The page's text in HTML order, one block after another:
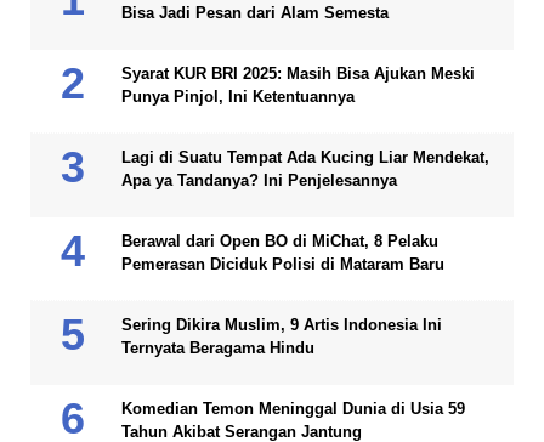
Bisa Jadi Pesan dari Alam Semesta
Syarat KUR BRI 2025: Masih Bisa Ajukan Meski
Punya Pinjol, Ini Ketentuannya
Lagi di Suatu Tempat Ada Kucing Liar Mendekat,
Apa ya Tandanya? Ini Penjelesannya
Berawal dari Open BO di MiChat, 8 Pelaku
Pemerasan Diciduk Polisi di Mataram Baru
Sering Dikira Muslim, 9 Artis Indonesia Ini
Ternyata Beragama Hindu
Komedian Temon Meninggal Dunia di Usia 59
Tahun Akibat Serangan Jantung